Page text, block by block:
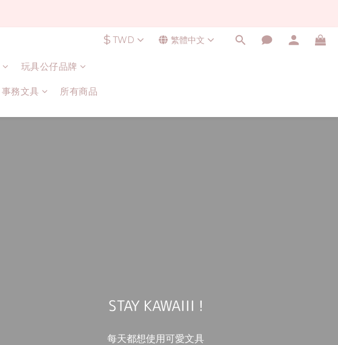
$ TWD 繁體中文
玩具公仔品牌
事務文具 所有商品
STAY KAWAIII !
每天都想使用可愛文具